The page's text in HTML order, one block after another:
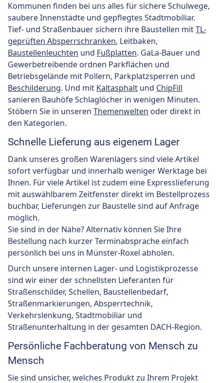
Kommunen finden bei uns alles für sichere Schulwege,
saubere Innenstädte und gepflegtes Stadtmobiliar.
Tief- und Straßenbauer sichern ihre Baustellen mitTL-
geprüften Absperrschranken, Leitbaken,
Baustellenleuchten und Fußplatten. GaLa-Bauer und
Gewerbetreibende ordnen Parkflächen und
Betriebsgelände mit Pollern, Parkplatzsperren und
Beschilderung. Und mit Kaltasphalt und ChipFill
sanieren Bauhöfe Schlaglöcher in wenigen Minuten.
Stöbern Sie in unseren Themenwelten oder direkt in
den Kategorien.
Schnelle Lieferung aus eigenem Lager
Dank unseres großen Warenlagers sind viele Artikel
sofort verfügbar und innerhalb weniger Werktage bei
Ihnen. Für viele Artikel ist zudem eine Expresslieferung
mit auswählbarem Zeitfenster direkt im Bestellprozess
buchbar, Lieferungen zur Baustelle sind auf Anfrage
möglich.
Sie sind in der Nähe? Alternativ können Sie Ihre
Bestellung nach kurzer Terminabsprache einfach
persönlich bei uns in Münster-Roxel abholen.
Durch unsere internen Lager- und Logistikprozesse
sind wir einer der schnellsten Lieferanten für
Straßenschilder, Schellen, Baustellenbedarf,
Straßenmarkierungen, Absperrtechnik,
Verkehrslenkung, Stadtmobiliar und
Straßenunterhaltung in der gesamten DACH-Region.
Persönliche Fachberatung von Mensch zu
Mensch
Sie sind unsicher, welches Produkt zu Ihrem Projekt